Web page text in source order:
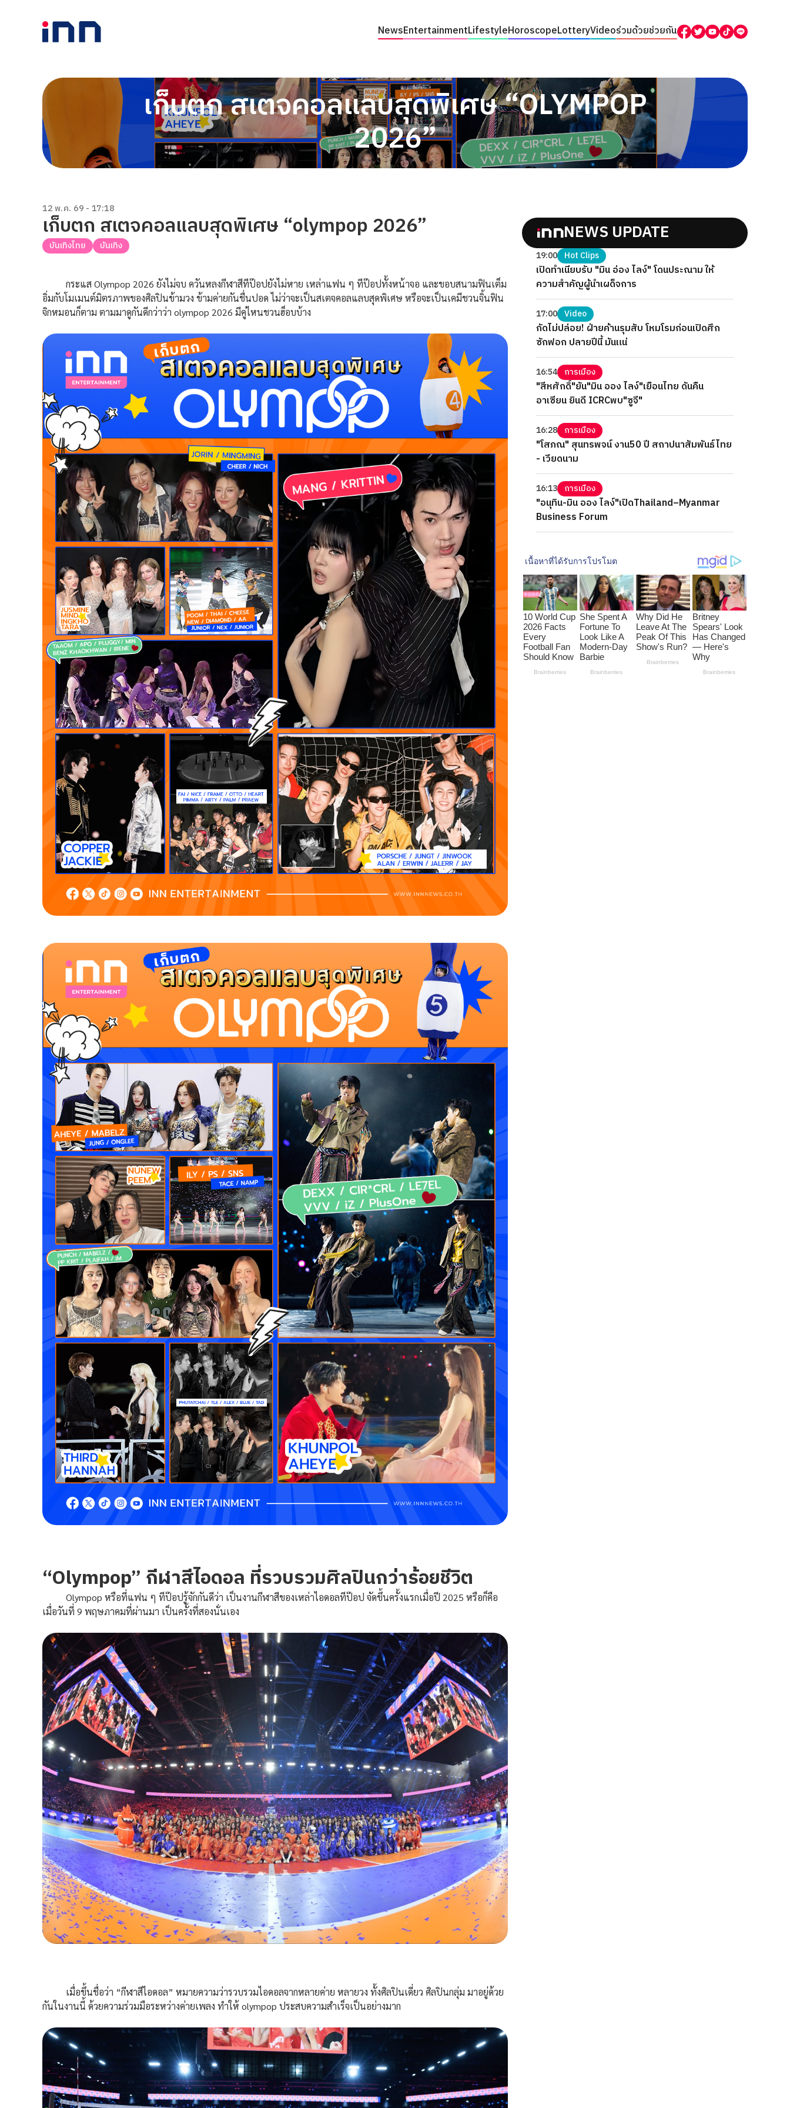
NewsEntertainmentLifestyleHoroscopeLotteryVideoร่วมด้วยช่วยกัน
เก็บตก สเตจคอลแลบสุดพิเศษ “OLYMPOP
2026”
12 พ.ค. 69 - 17:18
เก็บตก สเตจคอลแลบสุดพิเศษ “olympop 2026”
บันเทิงไทย บันเทิง
กระแส Olympop 2026 ยังไม่จบ ควันหลงกีฬาสีทีป๊อปยังไม่หาย เหล่าแฟน ๆ ทีป๊อปทั้งหน้าจอ และขอบสนามฟินเต็ม
อิ่มกับโมเมนต์มิตรภาพของศิลปินข้ามวง ข้ามค่ายกันชื่นปอด ไม่ว่าจะเป็นสเตจคอลแลบสุดพิเศษ หรือจะเป็นเคมีชวนจิ้นฟิน
จิกหมอนก็ตาม ตามมาดูกันดีกว่าว่า olympop 2026 มีคู่ไหนชวนฮ็อบบ้าง
“Olympop” กีฬาสีไอดอล ที่รวบรวมศิลปินกว่าร้อยชีวิต
Olympop หรือที่แฟน ๆ ทีป๊อปรู้จักกันดีว่า เป็นงานกีฬาสีของเหล่าไอดอลทีป๊อป จัดขึ้นครั้งแรกเมื่อปี 2025 หรือก็คือ
เมื่อวันที่ 9 พฤษภาคมที่ผ่านมา เป็นครั้งที่สองนั่นเอง
เมื่อขึ้นชื่อว่า “กีฬาสีไอดอล” หมายความว่ารวบรวมไอดอลจากหลายค่าย หลายวง ทั้งศิลปินเดี่ยว ศิลปินกลุ่ม มาอยู่ด้วย
กันในงานนี้ ด้วยความร่วมมือระหว่างค่ายเพลง ทำให้ olympop ประสบความสำเร็จเป็นอย่างมาก
NEWS UPDATE
19:00 Hot Clips
เปิดทำเนียบรับ "มิน อ่อง ไลง์" โดนประณาม ให้
ความสำคัญผู้นำเผด็จการ
17:00 Video
กัดไม่ปล่อย! ฝ่ายค้านรุมสับ โหมโรมก่อนเปิดศึก
ซักฟอก ปลายปีนี้ มันแน่
16:54 การเมือง
"สีหศักดิ์"ยัน"มิน ออง ไลง์"เยือนไทย ดันคืน
อาเซียน ยินดี ICRCพบ"ซูจี"
16:28 การเมือง
"โสภณ" สุนทรพจน์ งาน50 ปี สถาปนาสัมพันธ์ไทย
- เวียดนาม
16:13 การเมือง
"อนุทิน-มิน ออง ไลง์"เปิดThailand–Myanmar
Business Forum